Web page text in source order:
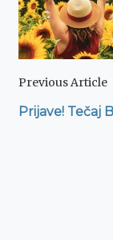
Previous Article
Prijave! Tečaj